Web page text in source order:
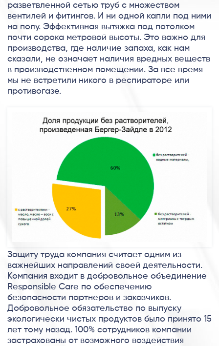
разветвленной сетью труб с множеством
вентилей и фитингов. И ни одной капли под ними
на полу. Эффективная вытяжка под потолком
почти сорока метровой высоты. Это важно для
производства, где наличие запаха, как нам
сказали, не означает наличия вредных веществ
в производственном помещении. За все время
мы не встретили никого в респираторе или
противогазе.
Защиту труда компания считает одним из
важнейших направлений своей деятельности.
Компания входит в добровольное объединение
Responsible Care по обеспечению
безопасности партнеров и заказчиков.
Добровольное обязательство по выпуску
экологически чистых продуктов было принято 15
лет тому назад. 100% сотрудников компании
застрахованы от возможного воздействия